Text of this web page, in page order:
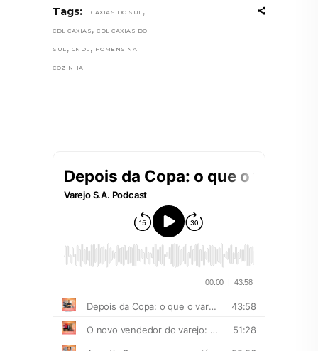
Tags: CAXIAS DO SUL ,
CDL CAXIAS , CDL CAXIAS DO
SUL , CNDL , HOMENS NA
COZINHA